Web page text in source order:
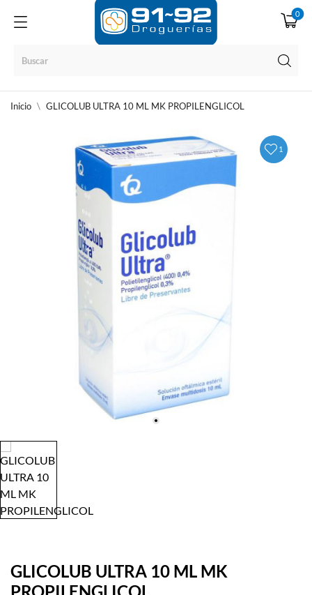
0
Inicio GLICOLUB ULTRA 10 ML MK PROPILENGLICOL
1
GLICOLUB ULTRA 10 ML MK